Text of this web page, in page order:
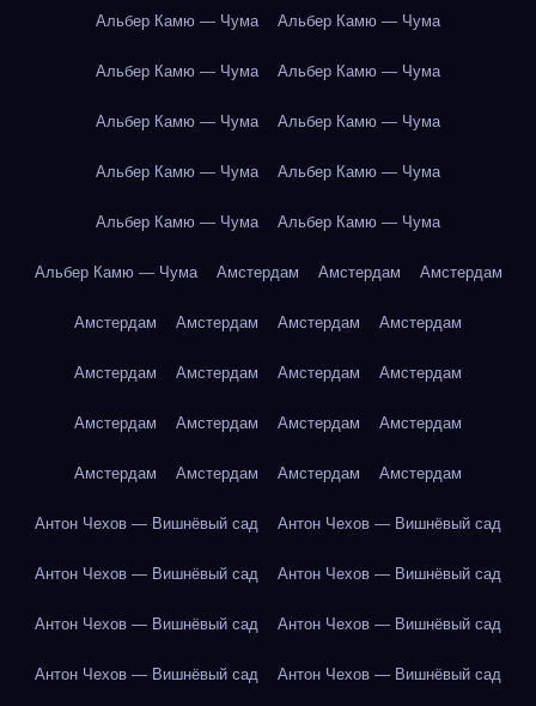
Альбер Камю — Чума Альбер Камю — Чума
Альбер Камю — Чума Альбер Камю — Чума
Альбер Камю — Чума Альбер Камю — Чума
Альбер Камю — Чума Альбер Камю — Чума
Альбер Камю — Чума Альбер Камю — Чума
Альбер Камю — Чума Амстердам Амстердам Амстердам
Амстердам Амстердам Амстердам Амстердам
Амстердам Амстердам Амстердам Амстердам
Амстердам Амстердам Амстердам Амстердам
Амстердам Амстердам Амстердам Амстердам
Антон Чехов — Вишнёвый сад Антон Чехов — Вишнёвый сад
Антон Чехов — Вишнёвый сад Антон Чехов — Вишнёвый сад
Антон Чехов — Вишнёвый сад Антон Чехов — Вишнёвый сад
Антон Чехов — Вишнёвый сад Антон Чехов — Вишнёвый сад